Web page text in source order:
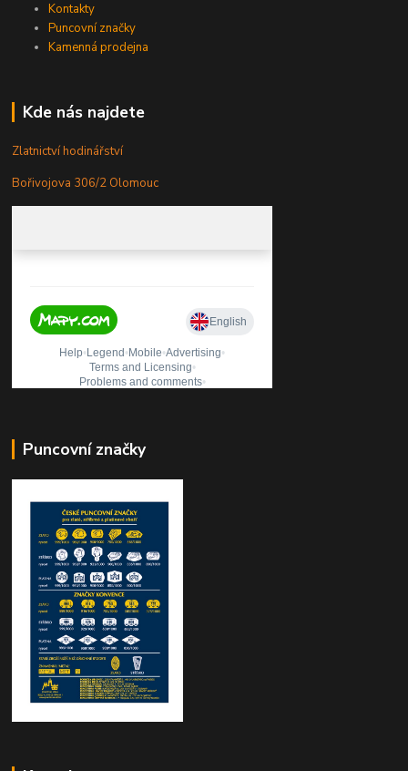
Kontakty
Puncovní značky
Kamenná prodejna
Kde nás najdete
Zlatnictví hodinářství
Bořivojova 306/2 Olomouc
Puncovní značky